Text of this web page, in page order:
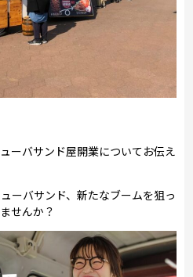
ーバサンド屋開業についてお伝え
ーバサンド、新たなブームを狙っ
せんか？